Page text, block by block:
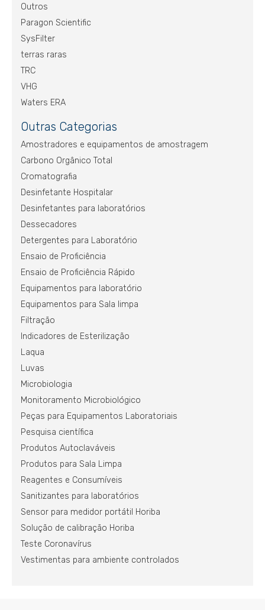
Outros
Paragon Scientific
SysFilter
terras raras
TRC
VHG
Waters ERA
Outras Categorias
Amostradores e equipamentos de amostragem
Carbono Orgânico Total
Cromatografia
Desinfetante Hospitalar
Desinfetantes para laboratórios
Dessecadores
Detergentes para Laboratório
Ensaio de Proficiência
Ensaio de Proficiência Rápido
Equipamentos para laboratório
Equipamentos para Sala limpa
Filtração
Indicadores de Esterilização
Laqua
Luvas
Microbiologia
Monitoramento Microbiológico
Peças para Equipamentos Laboratoriais
Pesquisa científica
Produtos Autoclaváveis
Produtos para Sala Limpa
Reagentes e Consumíveis
Sanitizantes para laboratórios
Sensor para medidor portátil Horiba
Solução de calibração Horiba
Teste Coronavírus
Vestimentas para ambiente controlados